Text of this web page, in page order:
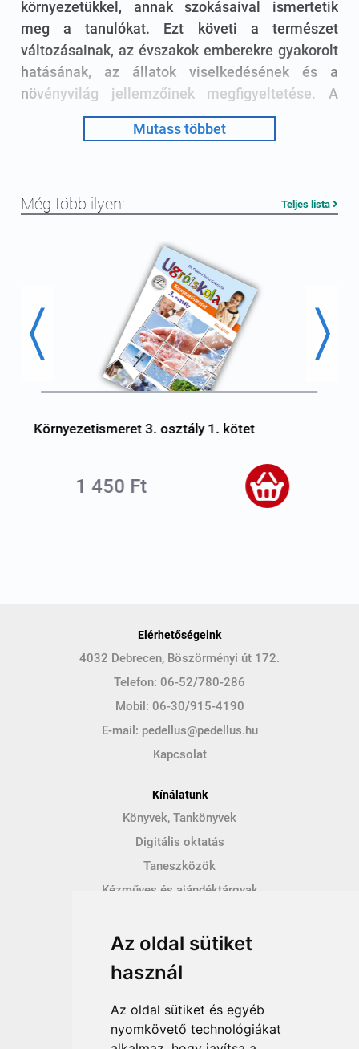
Az oldal sütiket
használ
Az oldal sütiket és egyéb
nyomkövető technológiákat
környezetükkel, annak szokásaival ismertetik
meg a tanulókat. Ezt követi a természet
változásainak, az évszakok emberekre gyakorolt
hatásának, az állatok viselkedésének és a
növényvilág jellemzőinek megfigyeltetése. A
tanulók megismerkedhetnek az emberi test
felépítésével, az érzékszervek működésével, a
kísérleteket végeznek, tanulmányi sétákon
télhez, a II. köteté pedig a tavaszhoz és a nyárhoz
Mutass többet
Még több ilyen: Teljes lista
Környezetismeret 3. osztály 1. kötet
1 450 Ft
Elérhetőségeink
4032 Debrecen, Böszörményi út 172.
Telefon: 06-52/780-286
Mobil: 06-30/915-4190
E-mail: pedellus@pedellus.hu
Kapcsolat
Kínálatunk
Könyvek, Tankönyvek
Digitális oktatás
Taneszközök
Kézműves és ajándéktárgyak
Így vásárolhatsz
Vásárlás menete
Vásárlási feltételek
Fizetési feltételek